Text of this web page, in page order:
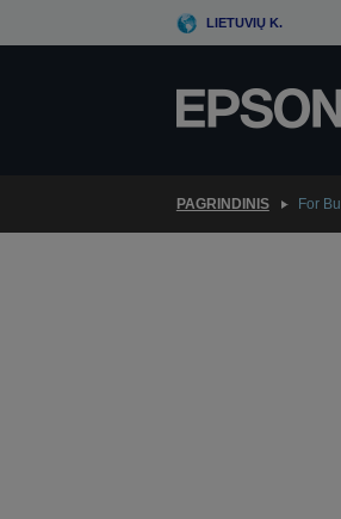
to
LIETUVIŲ K.
PAGRINDINIS For